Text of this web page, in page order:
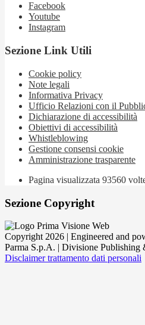
Facebook
Youtube
Instagram
Sezione Link Utili
Cookie policy
Note legali
Informativa Privacy
Ufficio Relazioni con il
Dichiarazione di accessibilità
Obiettivi di accessibilità
Whistleblowing
Gestione consensi cookie
Amministrazione trasparente
Pagina visualizzata 93560
Sezione Copyright
Copyright 2026 | Engineered and
Parma S.p.A. | Divisione Publishing
Disclaimer trattamento dati personali